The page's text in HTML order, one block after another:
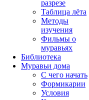
разрезе
Таблица лёта
Методы
изучения
Фильмы о
муравьях
Библиотека
Муравьи дома
С чего начать
Формикарии
Условия